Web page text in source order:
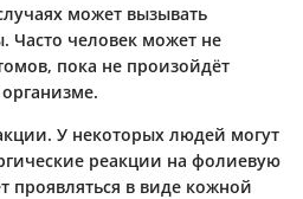
может вызывать
Часто человек может не
пока не произойдёт
. У некоторых людей могут
реакции на фолиевую
проявляться в виде кожной